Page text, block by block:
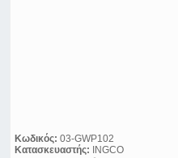
Κωδικός: 03-GWP102
Κατασκευαστής: INGCO